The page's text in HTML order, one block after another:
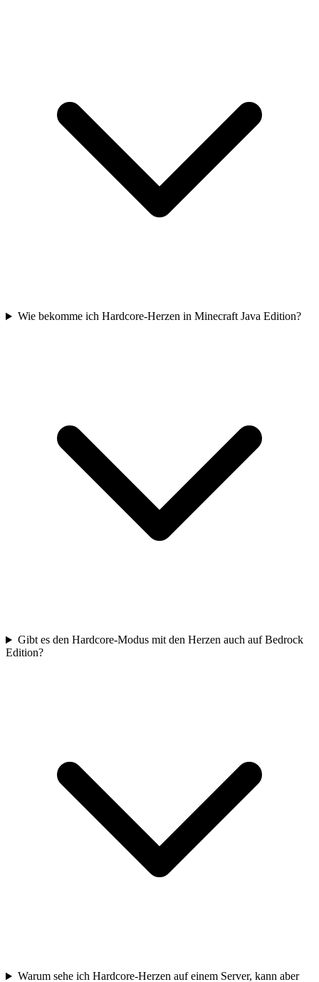
Wie bekomme ich Hardcore-Herzen in Minecraft Java Edition?
Gibt es den Hardcore-Modus mit den Herzen auch auf Bedrock
Edition?
Warum sehe ich Hardcore-Herzen auf einem Server, kann aber